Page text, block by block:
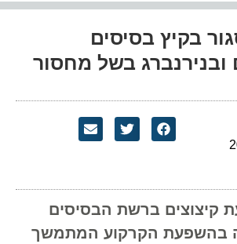
בקיץ בסיסים
בשל מחסור
קיצוצים ברשת הבסיסים
בהשפעת הקרקוע המתמשך